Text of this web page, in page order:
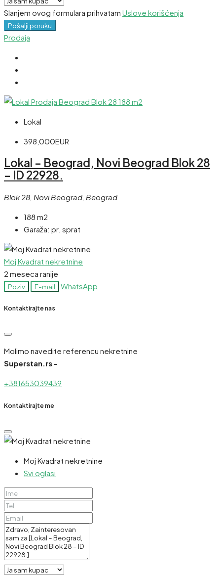
Slanjem ovog formulara prihvatam Uslove korišćenja
Pošalji poruku
Prodaja
Lokal
398,000EUR
Lokal – Beograd, Novi Beograd Blok 28
– ID 22928.
Blok 28, Novi Beograd, Beograd
188 m2
Garaža: pr. sprat
Moj Kvadrat nekretnine
2 meseca ranije
Poziv E-mail WhatsApp
Kontaktirajte nas
Molimo navedite referencu nekretnine
Superstan.rs -
+381653039439
Kontaktirajte me
Moj Kvadrat nekretnine
Svi oglasi